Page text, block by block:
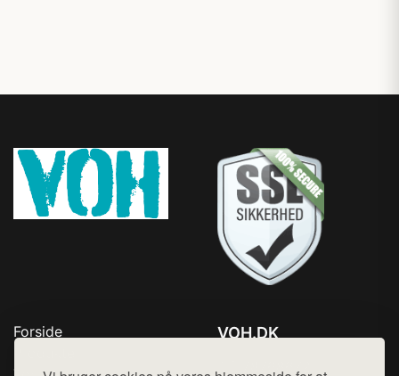
Forside
VOH.DK